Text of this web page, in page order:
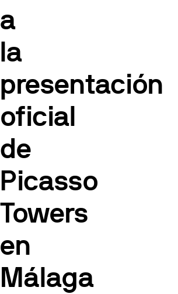
a
la
presentación
oficial
de
Picasso
Towers
en
Málaga